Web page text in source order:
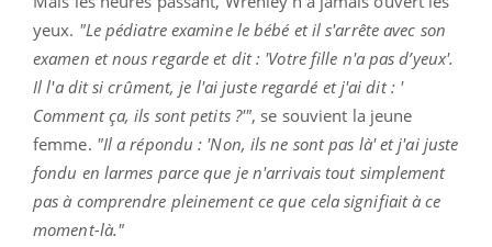
yeux. "Le pédiatre examine le bébé et il s'arrête avec son
examen et nous regarde et dit : 'Votre fille n'a pas d’yeux'.
Il l'a dit si crûment, je l'ai juste regardé et j'ai dit : '
Comment ça, ils sont petits ?'", se souvient la jeune
femme. "Il a répondu : 'Non, ils ne sont pas là' et j'ai juste
fondu en larmes parce que je n'arrivais tout simplement
pas à comprendre pleinement ce que cela signifiait à ce
moment-là."